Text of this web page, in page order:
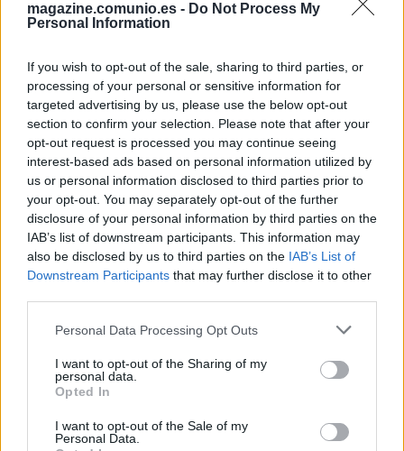
magazine.comunio.es - Do Not Process My
Personal Information
If you wish to opt-out of the sale, sharing to third parties, or
processing of your personal or sensitive information for
targeted advertising by us, please use the below opt-out
section to confirm your selection. Please note that after your
opt-out request is processed you may continue seeing
interest-based ads based on personal information utilized by
us or personal information disclosed to third parties prior to
your opt-out. You may separately opt-out of the further
disclosure of your personal information by third parties on the
IAB’s list of downstream participants. This information may
also be disclosed by us to third parties on the IAB’s List of
Downstream Participants that may further disclose it to other
Please note that this website/app uses one or more Google
not limited to your visit or usage behaviour. You may click to
grant or deny consent to Google and its third-party tags to
use your data for below specified purposes in below Google
consent section.
Personal Data Processing Opt Outs
I want to opt-out of the Sharing of my
personal data.
Opted In
I want to opt-out of the Sale of my
Personal Data.
Actualidad Comunio: los lesionados de la jornada 20
26. enero 2021 PorJesus Gallo|
Repasamos su estado y el tiempo que podrían estar de baja.